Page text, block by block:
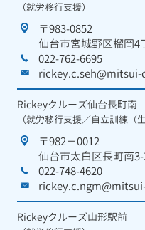
（就労移行支援）
〒983-0852
仙台市宮城野区榴岡4
022-762-6695
rickey.c.seh@mitsui-
Rickeyクルーズ仙台長町南
（就労移行支援／自立訓練（
〒982－0012
仙台市太白区長町南
022-748-4620
Rickeyクルーズ山形駅前